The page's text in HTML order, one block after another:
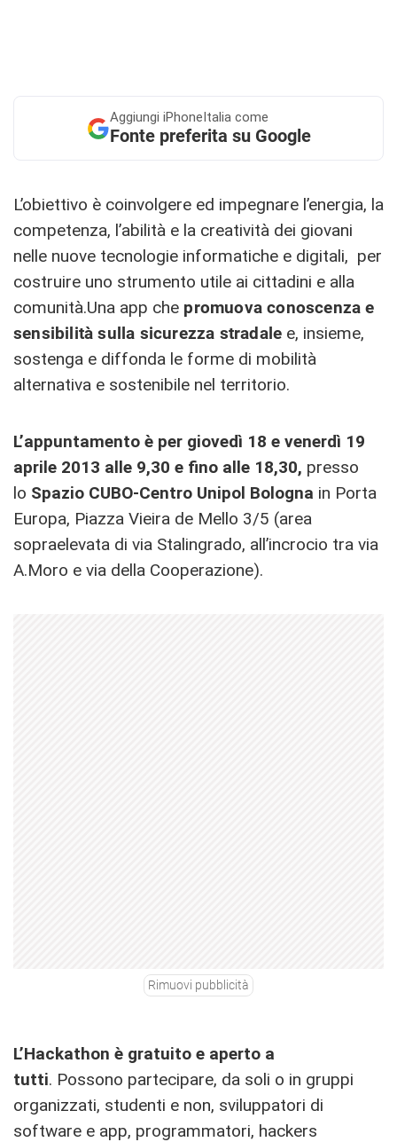
Aggiungi iPhoneItalia come
Fonte preferita su Google
L’obiettivo è coinvolgere ed impegnare l’energia, la
competenza, l’abilità e la creatività dei giovani
nelle nuove tecnologie informatiche e digitali, per
costruire uno strumento utile ai cittadini e alla
comunità.Una app che promuova conoscenza e
sensibilità sulla sicurezza stradale e, insieme,
sostenga e diffonda le forme di mobilità
alternativa e sostenibile nel territorio.
L’appuntamento è per giovedì 18 e venerdì 19
aprile 2013 alle 9,30 e fino alle 18,30, presso
lo Spazio CUBO-Centro Unipol Bologna in Porta
Europa, Piazza Vieira de Mello 3/5 (area
sopraelevata di via Stalingrado, all’incrocio tra via
A.Moro e via della Cooperazione).
Rimuovi pubblicità
L’Hackathon è gratuito e aperto a
tutti. Possono partecipare, da soli o in gruppi
organizzati, studenti e non, sviluppatori di
software e app, programmatori, hackers